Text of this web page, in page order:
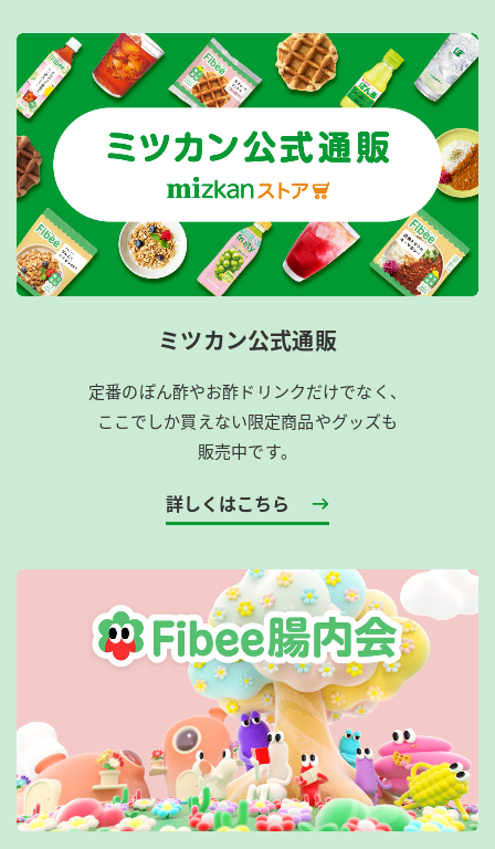
ミツカン公式通販
定番のぽん酢やお酢ドリンクだけでなく、
ここでしか買えない限定商品やグッズも
販売中です。
詳しくはこちら